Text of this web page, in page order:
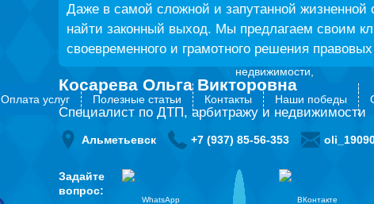
Оплата услуг Полезные статьи Контакты Наши победы
недвижимости,
в пенсионных делах и арбитраже.
Даже в самой сложной и запутанной жизненной
найти законный выход. Мы предлагаем своим
своевременного и грамотного решения
Косарева Ольга Викторовна
Специалист по ДТП, арбитражу и недвижимости
Альметьевск +7 (937) 85-56-353
Задайте
вопрос:
WhatsApp ВКонтакте